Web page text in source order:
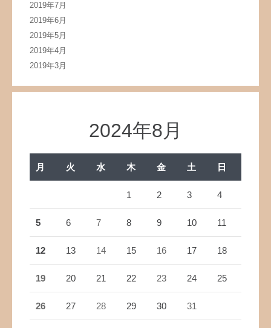
2019年7月
2019年6月
2019年5月
2019年4月
2019年3月
2024年8月
月 火 水 木 金 土 日
1 2 3 4
5 6 7 8 9 10 11
12 13 14 15 16 17 18
19 20 21 22 23 24 25
26 27 28 29 30 31